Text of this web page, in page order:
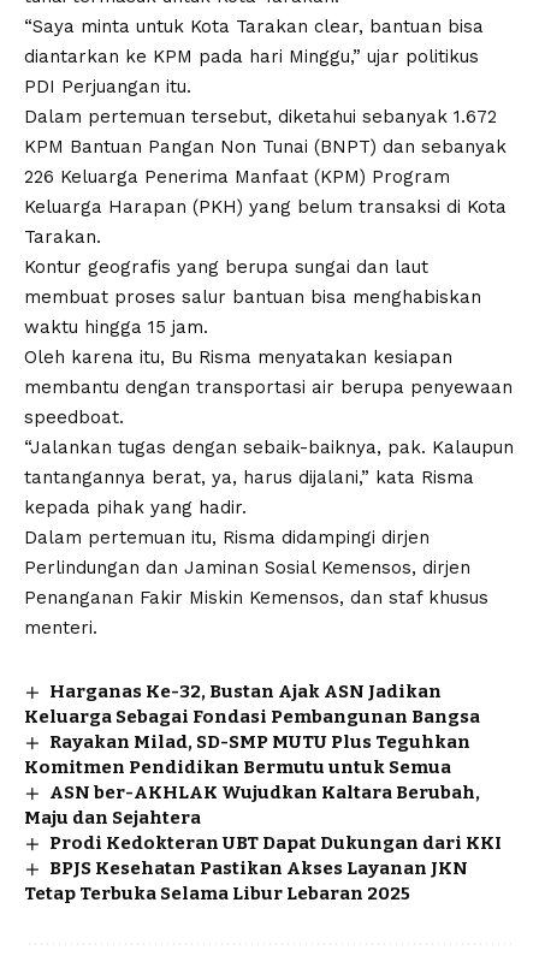
“Saya minta untuk Kota Tarakan clear, bantuan bisa
diantarkan ke KPM pada hari Minggu,” ujar politikus
PDI Perjuangan itu.
Dalam pertemuan tersebut, diketahui sebanyak 1.672
KPM Bantuan Pangan Non Tunai (BNPT) dan sebanyak
226 Keluarga Penerima Manfaat (KPM) Program
Keluarga Harapan (PKH) yang belum transaksi di Kota
Tarakan.
Kontur geografis yang berupa sungai dan laut
membuat proses salur bantuan bisa menghabiskan
waktu hingga 15 jam.
Oleh karena itu, Bu Risma menyatakan kesiapan
membantu dengan transportasi air berupa penyewaan
speedboat.
“Jalankan tugas dengan sebaik-baiknya, pak. Kalaupun
tantangannya berat, ya, harus dijalani,” kata Risma
kepada pihak yang hadir.
Dalam pertemuan itu, Risma didampingi dirjen
Perlindungan dan Jaminan Sosial Kemensos, dirjen
Penanganan Fakir Miskin Kemensos, dan staf khusus
menteri.
Harganas Ke-32, Bustan Ajak ASN Jadikan
Keluarga Sebagai Fondasi Pembangunan Bangsa
Rayakan Milad, SD-SMP MUTU Plus Teguhkan
Komitmen Pendidikan Bermutu untuk Semua
ASN ber-AKHLAK Wujudkan Kaltara Berubah,
Maju dan Sejahtera
Prodi Kedokteran UBT Dapat Dukungan dari KKI
BPJS Kesehatan Pastikan Akses Layanan JKN
Tetap Terbuka Selama Libur Lebaran 2025